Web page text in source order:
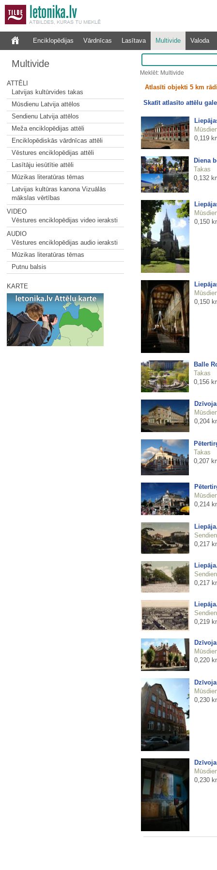
Enciklopēdijas Vārdnīcas Lasītava Multivide Valoda
Multivide
ATTĒLI
Latvijas kultūrvides takas
Mūsdienu Latvija attēlos
Sendienu Latvija attēlos
Meža enciklopēdijas attēli
Enciklopēdiskās vārdnīcas attēli
Vēstures enciklopēdijas attēli
Lasītāju iesūtītie attēli
Mūzikas literatūras tēmas
Latvijas kultūras kanona Vizuālās
mākslas vērtības
VIDEO
Vēstures enciklopēdijas video ieraksti
AUDIO
Vēstures enciklopēdijas audio ieraksti
Mūzikas literatūras tēmas
Putnu balsis
KARTE
Meklēt: Multivide
Atlasīti objekti 5 km
Skatīt atlasīto attēlu
0,119
Diena
Takas
0,132
0,150
0,150
Balle
Takas
0,156
0,204
Takas
0,207
0,214
0,217
0,217
0,219
0,220
0,230
0,230